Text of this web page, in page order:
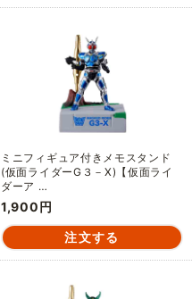
ミニフィギュア付きメモスタンド
(仮面ライダーG３－X)【仮面ライ
ダーア …
1,900円